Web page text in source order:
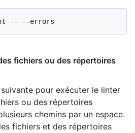
fichiers ou des répertoires
pour exécuter le linter
ou des répertoires
chemins par un espace.
fichiers et des répertoires